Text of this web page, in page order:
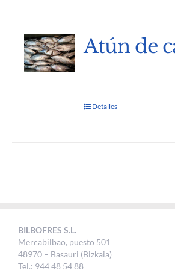
Atún de
Detalles
BILBOFRES S.L.
Mercabilbao, puesto 501
48970 – Basauri (Bizkaia)
Tel.: 944 48 54 88